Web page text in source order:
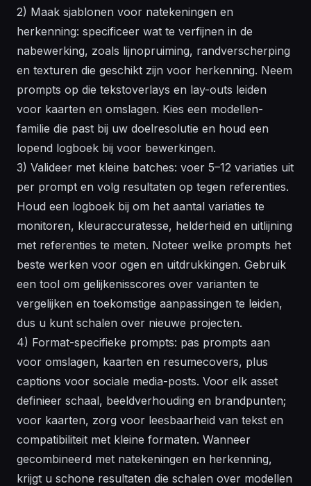
2) Maak sjablonen voor natekeningen en
herkenning: specificeer wat te verfijnen in de
nabewerking, zoals lijnopruiming, randverscherping
en texturen die geschikt zijn voor herkenning. Neem
prompts op die tekstoverlays en lay-outs leiden
voor kaarten en omslagen. Kies een modellen-
familie die past bij uw doelresolutie en houd een
lopend logboek bij voor bewerkingen.
3) Valideer met kleine batches: voer 5–12 variaties uit
per prompt en volg resultaten op tegen referenties.
Houd een logboek bij om het aantal variaties te
monitoren, kleuraccuratesse, helderheid en uitlijning
met referenties te meten. Noteer welke prompts het
beste werken voor ogen en uitdrukkingen. Gebruik
een tool om gelijkenisscores over varianten te
vergelijken en toekomstige aanpassingen te leiden,
dus u kunt schalen over nieuwe projecten.
4) Format-specifieke prompts: pas prompts aan
voor omslagen, kaarten en resumecovers, plus
captions voor sociale media-posts. Voor elk asset
definieer schaal, beeldverhouding en brandpunten;
voor kaarten, zorg voor leesbaarheid van tekst en
compatibiliteit met kleine formaten. Wanneer
gecombineerd met natekeningen en herkenning,
krijgt u schone resultaten die schalen over modellen